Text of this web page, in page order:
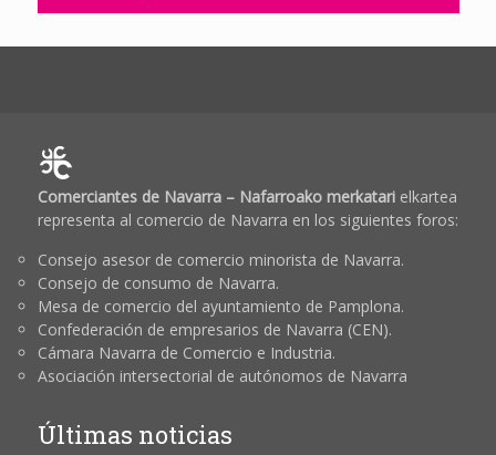
Comerciantes de Navarra – Nafarroako merkatarielkartea
representa al comercio de Navarra en los siguientes foros:
Consejo asesor de comercio minorista de Navarra.
Consejo de consumo de Navarra.
Mesa de comercio del ayuntamiento de Pamplona.
Confederación de empresarios de Navarra (CEN).
Cámara Navarra de Comercio e Industria.
Asociación intersectorial de autónomos de Navarra
Últimas noticias